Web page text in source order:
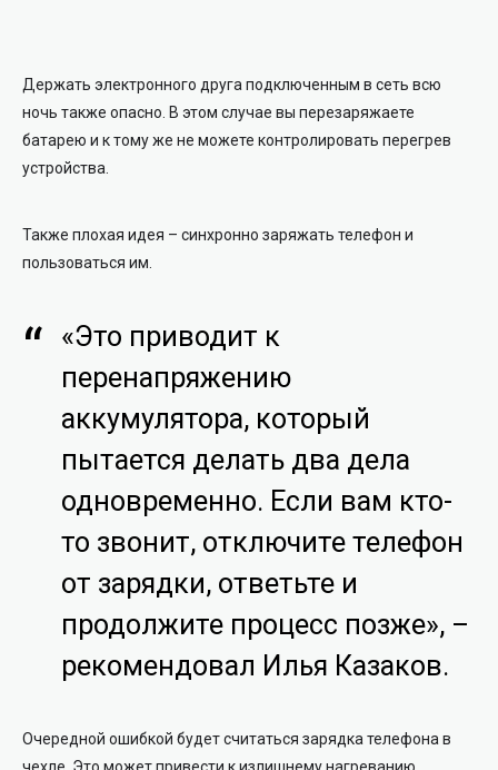
Держать электронного друга подключенным в сеть всю
ночь также опасно. В этом случае вы перезаряжаете
батарею и к тому же не можете контролировать перегрев
устройства.
Также плохая идея – синхронно заряжать телефон и
пользоваться им.
«Это приводит к
перенапряжению
аккумулятора, который
пытается делать два дела
одновременно. Если вам кто-
то звонит, отключите телефон
от зарядки, ответьте и
продолжите процесс позже», –
рекомендовал Илья Казаков.
Очередной ошибкой будет считаться зарядка телефона в
чехле. Это может привести к излишнему нагреванию